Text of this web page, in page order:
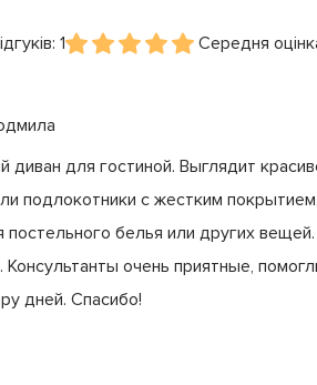
1 Середня
диван для гостиной. Выглядит
подлокотники с жестким
постельного белья или других
Консультанты очень приятные,
дней. Спасибо!